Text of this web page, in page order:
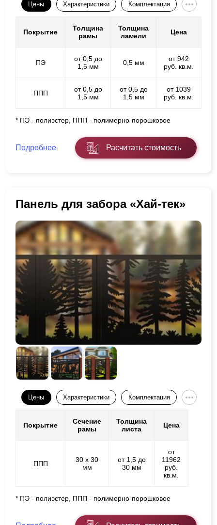
Цены Характеристики Комплектация
Покрытие
Толщина
рамы
Толщина
ламели
Цена
ПЭ
от 0,5 до
1,5 мм
0,5 мм
от 942
руб. кв.м.
ППП
от 0,5 до
1,5 мм
от 0,5 до
1,5 мм
от 1039
руб. кв.м.
* ПЭ - полиэстер, ППП - полимерно-порошковое
Подробнее Расчитать стоимость
Панель для забора «Хай-тек»
Цены Характеристики Комплектация
Покрытие
Сечение
рамы
Толщина
листа
Цена
ППП
30 х 30
мм
от 1,5 до
30 мм
от
11962
руб.
кв.м.
* ПЭ - полиэстер, ППП - полимерно-порошковое